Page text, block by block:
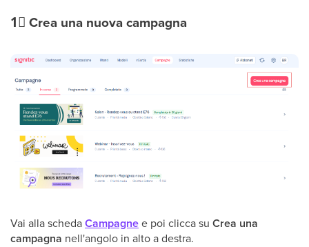
1⃣ Crea una nuova campagna
Vai alla schedaCampagnee poi clicca su Crea una
campagna nell'angolo in alto a destra.